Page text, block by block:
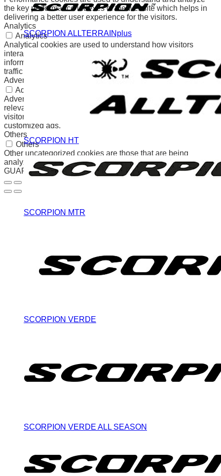
SCORPION ALLTERRAINplus
SCORPION HT
SCORPION MTR
SCORPION VERDE
SCORPION VERDE ALL SEASON
the key performance indexes of the website which helps in
delivering a better user experience for the visitors.
Analytics
Analytics
Analytical cookies are used to understand how visitors
interact with the website. These cookies help provide
information on metrics the number of visitors, bounce rate,
traffic source, etc.
Advertisement
Advertisement
Advertisement cookies are used to provide visitors with
relevant ads and marketing campaigns. These cookies track
visitors across websites and collect information to provide
customized ads.
Others
Others
Other uncategorized cookies are those that are being
analyzed and have not been classified into a category as yet.
GUARDAR Y ACEPTAR